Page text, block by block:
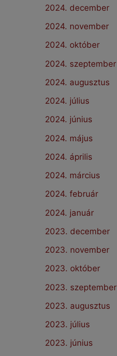
2024. december
2024. november
2024. október
2024. szeptember
2024. augusztus
2024. július
2024. június
2024. május
2024. április
2024. március
2024. február
2024. január
2023. december
2023. november
2023. október
2023. szeptember
2023. augusztus
2023. július
2023. június